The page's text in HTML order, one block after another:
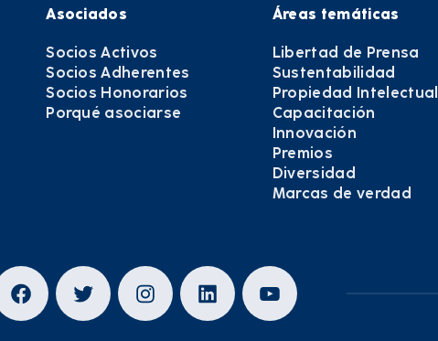
Asociados
Socios Activos
Socios Adherentes
Socios Honorarios
Porqué asociarse
Áreas temáticas
Libertad de Prensa
Sustentabilidad
Propiedad Intelectual
Capacitación
Innovación
Premios
Diversidad
Marcas de verdad
Facebook
TwitterInstagram
LinkedInYouTube